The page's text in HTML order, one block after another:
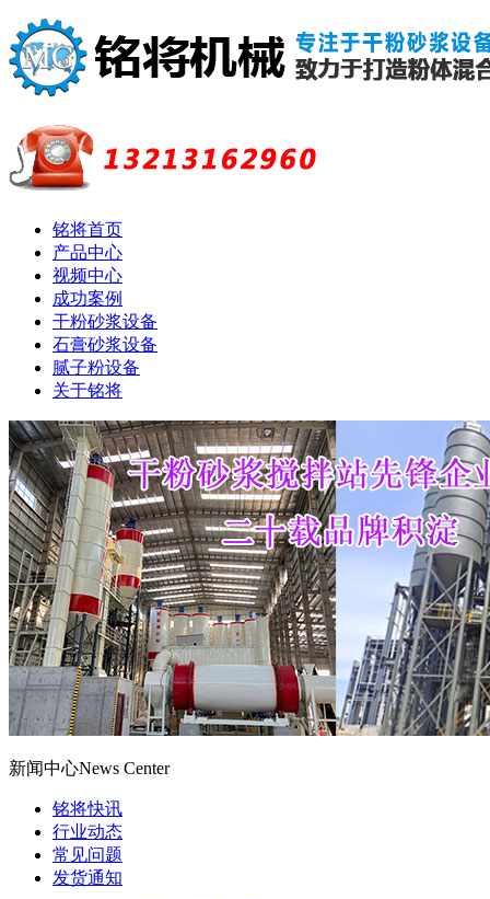
铭将首页
产品中心
视频中心
成功案例
干粉砂浆设备
石膏砂浆设备
腻子粉设备
关于铭将
新闻中心News Center
铭将快讯
行业动态
常见问题
发货通知